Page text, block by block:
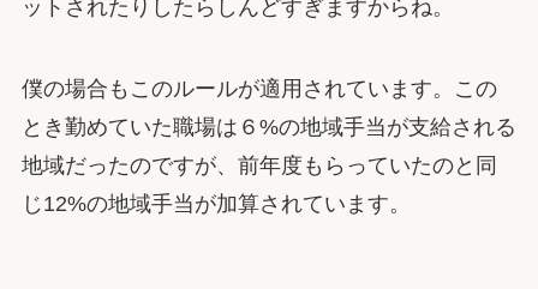
ットされたりしたらしんどすぎますからね。
僕の場合もこのルールが適用されています。この
とき勤めていた職場は６%の地域手当が支給される
地域だったのですが、前年度もらっていたのと同
じ12%の地域手当が加算されています。